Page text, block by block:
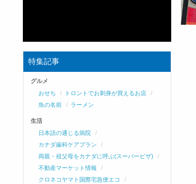
特集記事
グルメ
おせち
トロントでお刺身が買えるお店
魚の名前
ラーメン
生活
日本語の通じる病院
カナダ歯科ケアプラン
両親・祖父母をカナダに呼ぶ(スーパービザ)
不動産マーケット情報
クロネコヤマト国際宅急便エコ